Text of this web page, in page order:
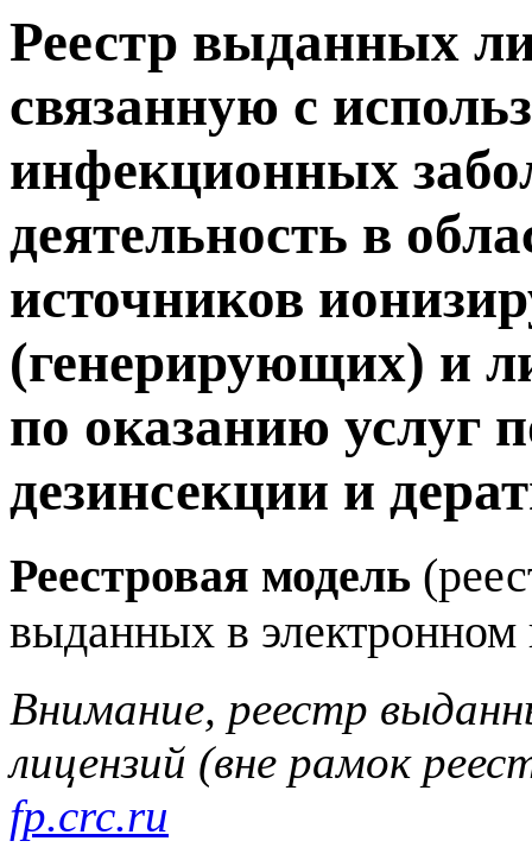
Реестр выданных
связанную с
инфекционных
деятельность в
источников
(генерирующих) и
по оказанию услуг
дезинсекции и
Реестровая модель
выданных в электронном
Внимание, реестр
лицензий (вне рамок
fp.crc.ru